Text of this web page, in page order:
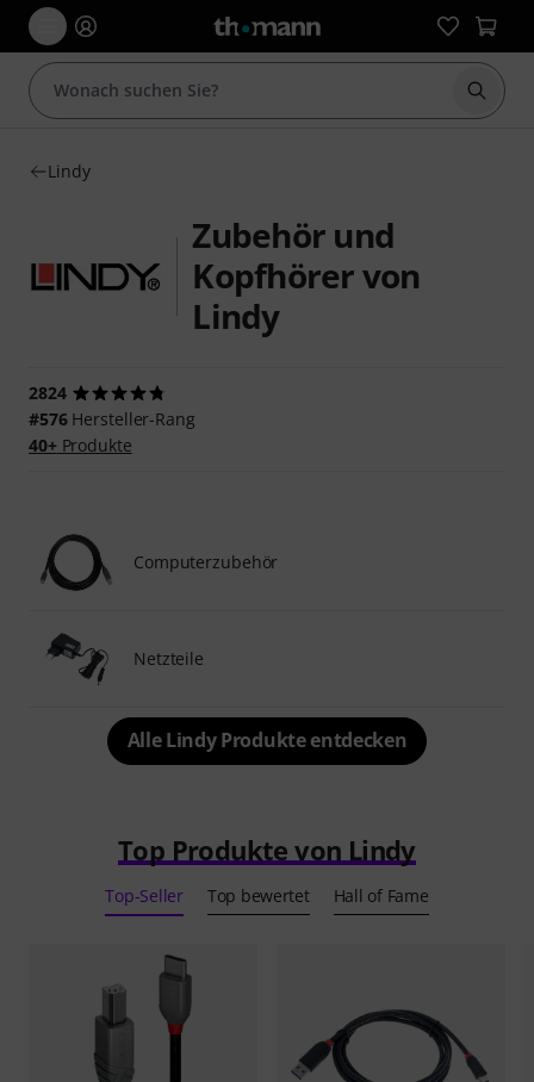
Suche
Lindy
Zubehör und
Kopfhörer von
Lindy
2824
#576Hersteller-Rang
40+Produkte
Computerzubehör
Netzteile
Alle Lindy Produkte entdecken
Top Produkte von Lindy
Top-Seller Top bewertet Hall of Fame